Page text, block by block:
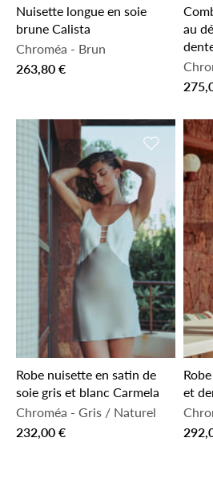
Nuisette longue en soie
brune Calista
Chroméa - Brun
263,80 €
au
Ajouter à
Robe nuisette en satin de
soie gris et blanc Carmela
Chroméa - Gris / Naturel
232,00 €
et